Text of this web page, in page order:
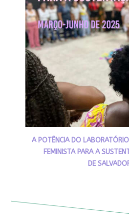
A POTÊNCIA DO
FEMINISTA PARA A
DE